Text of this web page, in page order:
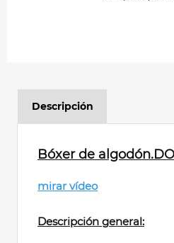
Descripción
Bóxer de
mirar vídeo
Descripción general: